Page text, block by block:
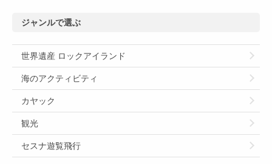
ジャンルで選ぶ
世界遺産 ロックアイランド
海のアクティビティ
カヤック
観光
セスナ遊覧飛行